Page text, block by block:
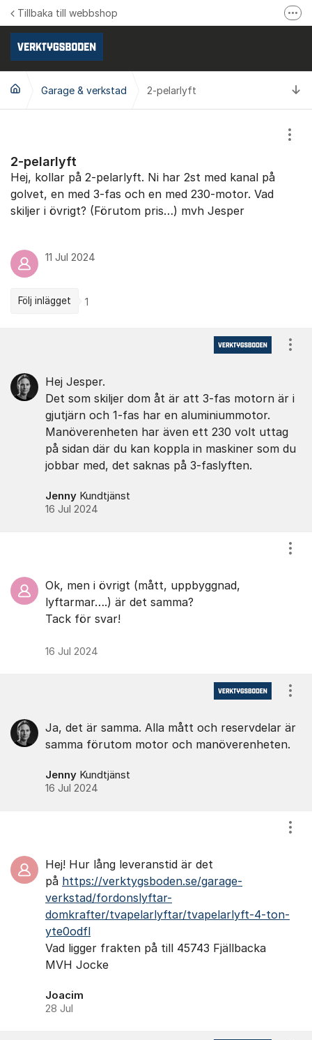
Hoppa till innehåll
Tillbaka till webbshop
Se våra produktvideos
Garage & verkstad 2-pelarlyft
2-pelarlyft
Hej, kollar på 2-pelarlyft. Ni har 2st med kanal på
golvet, en med 3-fas och en med 230-motor. Vad
skiljer i övrigt? (Förutom pris…) mvh Jesper
11 Jul 2024
Följ inlägget 1
Hej Jesper.
Det som skiljer dom åt är att 3-fas motorn är i
gjutjärn och 1-fas har en aluminiummotor.
Manöverenheten har även ett 230 volt uttag
på sidan där du kan koppla in maskiner som du
jobbar med, det saknas på 3-faslyften.
Jenny Kundtjänst
16 Jul 2024
Ok, men i övrigt (mått, uppbyggnad,
lyftarmar….) är det samma?
Tack för svar!
16 Jul 2024
Ja, det är samma. Alla mått och reservdelar är
samma förutom motor och manöverenheten.
Jenny Kundtjänst
16 Jul 2024
Hej! Hur lång leveranstid är det
på https://verktygsboden.se/garage-
verkstad/fordonslyftar-
domkrafter/tvapelarlyftar/tvapelarlyft-4-ton-
yte0odfl
Vad ligger frakten på till ​45743 Fjällbacka
MVH Jocke
Joacim
28 Jul